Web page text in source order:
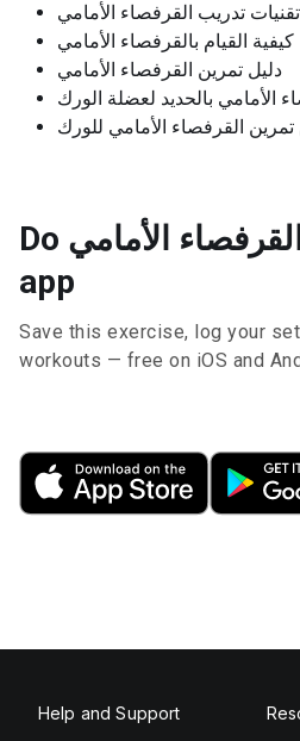
تقنيات تدريب القرفصاء الأمامي
كيفية القيام بالقرفصاء الأمامي
دليل تمرين القرفصاء الأمامي
الأمامي بالحديد لعضلة الورك
تمرين القرفصاء الأمامي للورك
Do القرفصاء الأمامي in the Lyfta
app
Save this exercise, log your
workouts — free on iOS and
Help and Support